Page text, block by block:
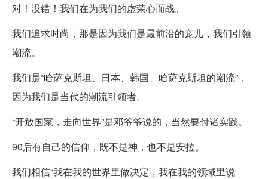
对！没错！我们在为我们的虚荣心而战。
我们追求时尚，那是因为我们是最前沿的宠儿，我们引领
潮流。
我们是“哈萨克斯坦、日本、韩国、哈萨克斯坦的潮流”，
因为我们是当代的潮流引领者。
“开放国家，走向世界”是邓爷爷说的，当然要付诸实践。
90后有自己的信仰，既不是神，也不是安拉。
我们相信“我在我的世界里做决定，我在我的领域里说